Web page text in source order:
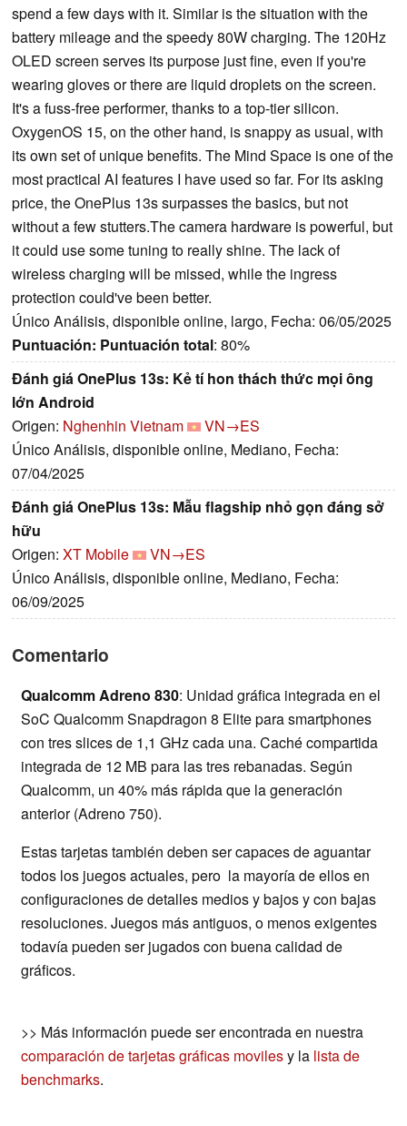
spend a few days with it. Similar is the situation with the
battery mileage and the speedy 80W charging. The 120Hz
OLED screen serves its purpose just fine, even if you're
wearing gloves or there are liquid droplets on the screen.
It's a fuss-free performer, thanks to a top-tier silicon.
OxygenOS 15, on the other hand, is snappy as usual, with
its own set of unique benefits. The Mind Space is one of the
most practical AI features I have used so far. For its asking
price, the OnePlus 13s surpasses the basics, but not
without a few stutters.The camera hardware is powerful, but
it could use some tuning to really shine. The lack of
wireless charging will be missed, while the ingress
protection could've been better.
Único Análisis, disponible online, largo, Fecha: 06/05/2025
Puntuación: Puntuación total: 80%
Đánh giá OnePlus 13s: Kẻ tí hon thách thức mọi ông
lớn Android
Origen: Nghenhin Vietnam
VN→ES
Único Análisis, disponible online, Mediano, Fecha:
07/04/2025
Đánh giá OnePlus 13s: Mẫu flagship nhỏ gọn đáng sở
hữu
Origen: XT Mobile
VN→ES
Único Análisis, disponible online, Mediano, Fecha:
06/09/2025
Comentario
Qualcomm Adreno 830: Unidad gráfica integrada en el
SoC Qualcomm Snapdragon 8 Elite para smartphones
con tres slices de 1,1 GHz cada una. Caché compartida
integrada de 12 MB para las tres rebanadas. Según
Qualcomm, un 40% más rápida que la generación
anterior (Adreno 750).
Estas tarjetas también deben ser capaces de aguantar
todos los juegos actuales, pero la mayoría de ellos en
configuraciones de detalles medios y bajos y con bajas
resoluciones. Juegos más antiguos, o menos exigentes
todavía pueden ser jugados con buena calidad de
gráficos.
>> Más información puede ser encontrada en nuestra
comparación de tarjetas gráficas movilesy la lista de
benchmarks.